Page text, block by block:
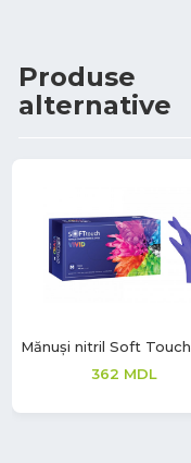
Produse
alternative
Mănuși nitril Soft
362 MDL